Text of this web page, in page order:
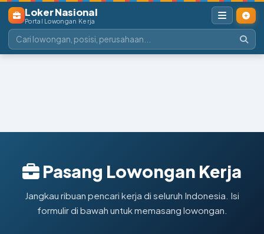
Loker Nasional
Portal Lowongan Kerja
Pasang Lowongan Kerja
Jangkau ribuan pencari kerja di seluruh Indonesia. Isi
formulir di bawah untuk memasang lowongan.